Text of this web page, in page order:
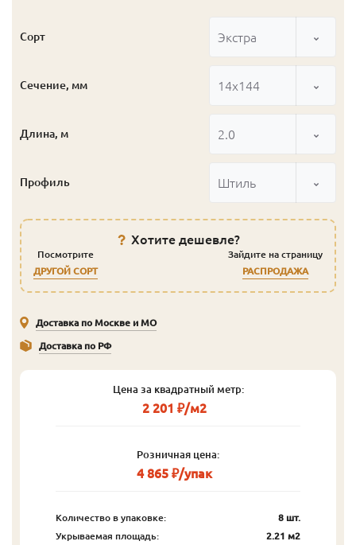
Сорт Экстра
Сечение, мм 14x144
Длина, м 2.0
Профиль Штиль
Хотите дешевле?
Посмотрите
ДРУГОЙ СОРТ
Зайдите на страницу
РАСПРОДАЖА
Доставка по Москве и МО
Доставка по РФ
Цена за квадратный метр:
2 201 ₽/м2
Розничная цена:
4 865 ₽/упак
Количество в упаковке:
8 шт.
Укрываемая площадь:
2.21 м2